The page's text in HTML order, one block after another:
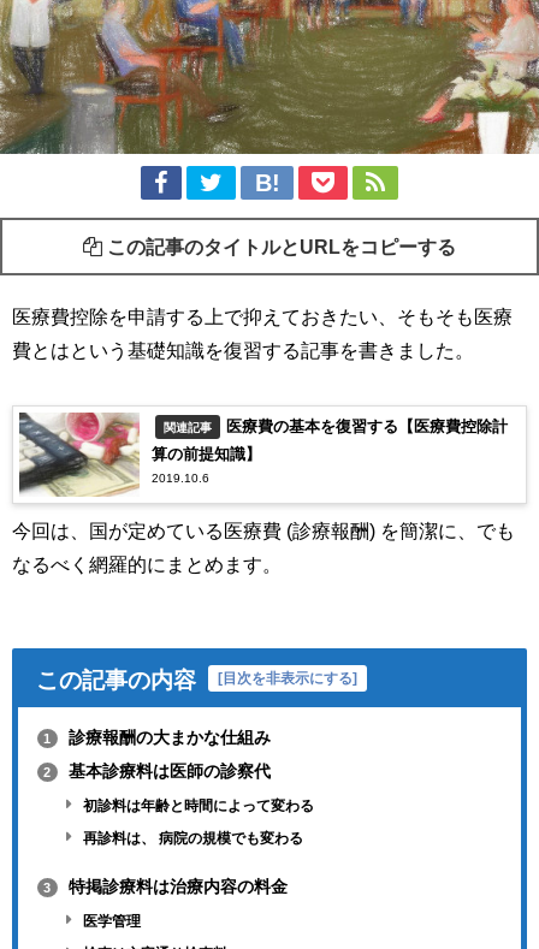
この記事のタイトルとURLをコピーする
医療費控除を申請する上で抑えておきたい、そもそも医療
費とはという基礎知識を復習する記事を書きました。
関連記事
医療費の基本を復習する【医療費控除計
算の前提知識】
2019.10.6
今回は、国が定めている医療費 (診療報酬) を簡潔に、でも
なるべく網羅的にまとめます。
この記事の内容 [ 目次を非表示にする]
1 診療報酬の大まかな仕組み
2 基本診療料は医師の診察代
初診料は年齢と時間によって変わる
再診料は、 病院の規模でも変わる
3 特掲診療料は治療内容の料金
医学管理